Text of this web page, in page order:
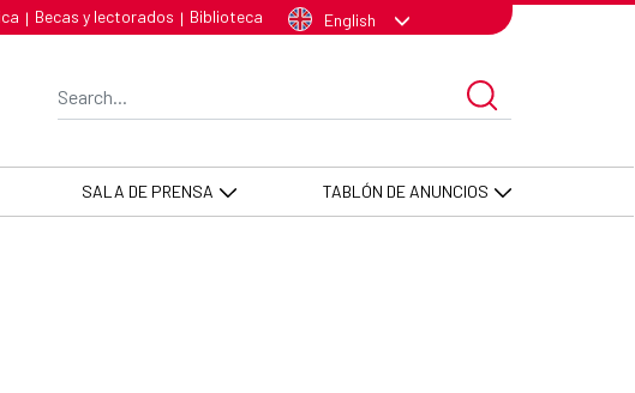
de la población de Masaya - AECID -
| Becas y lectorados | Biblioteca English
SALA DE PRENSA TABLÓN DE ANUNCIOS